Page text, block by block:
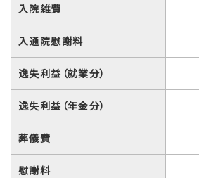
入院雑費
入通院慰謝料
逸失利益（就業分）
逸失利益（年金分）
葬儀費
慰謝料